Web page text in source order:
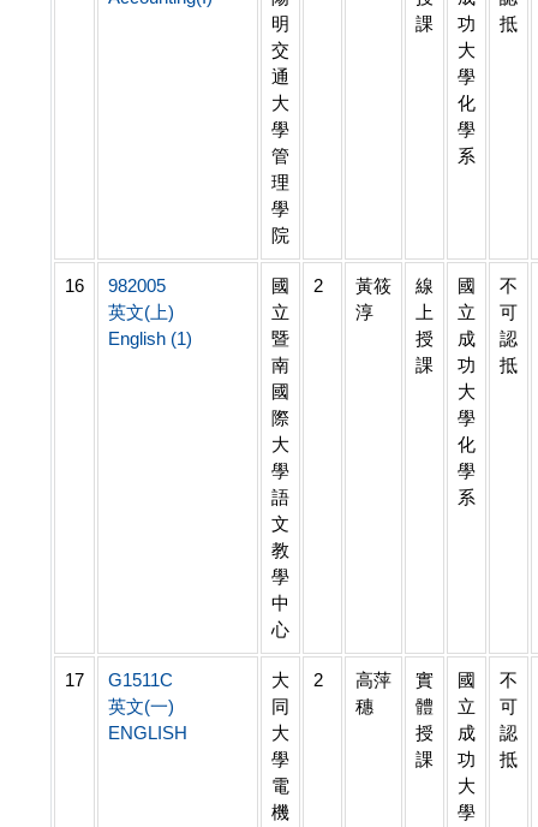
明
交
通
大
學
管
理
學
院
課
功
大
學
化
學
系
抵
16
982005
英文(上)
English (1)
國
立
暨
南
國
際
大
學
語
文
教
學
中
心
2
黃筱
淳
線
上
授
課
國
立
成
功
大
學
化
學
系
不
可
認
抵
17
G1511C
英文(一)
ENGLISH
大
同
大
學
電
機
2
高萍
穗
實
體
授
課
國
立
成
功
大
學
不
可
認
抵